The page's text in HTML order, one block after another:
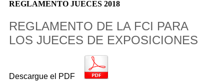
REGLAMENTO JUECES 2018
REGLAMENTO DE LA FCI PARA
LOS JUECES DE EXPOSICIONES
Descargue el PDF